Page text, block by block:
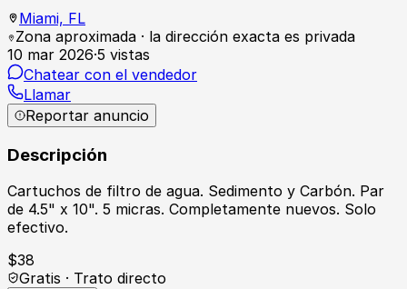
Miami, FL
Zona aproximada · la dirección exacta es privada
10 mar 2026·5 vistas
Chatear con el vendedor
Llamar
Reportar anuncio
Descripción
Cartuchos de filtro de agua. Sedimento y Carbón. Par
de 4.5" x 10". 5 micras. Completamente nuevos. Solo
efectivo.
$38
Gratis · Trato directo